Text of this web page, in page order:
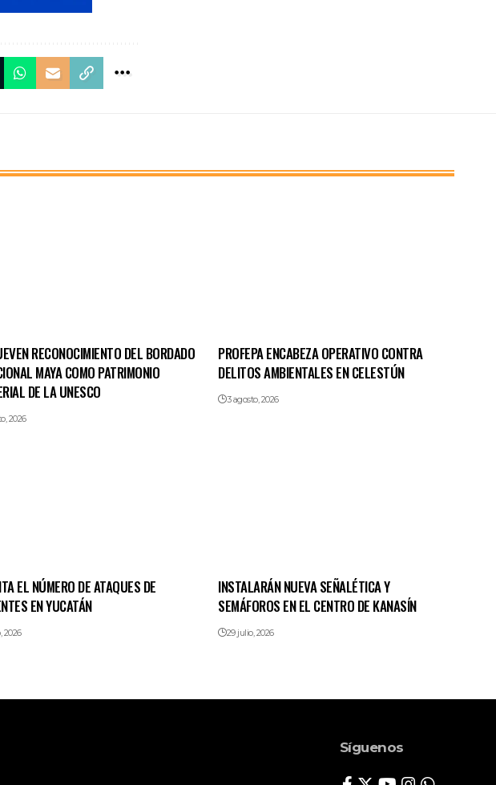
RECONOCIMIENTO DEL BORDADO
MAYA COMO PATRIMONIO
DE LA UNESCO
2026
PROFEPA ENCABEZA OPERATIVO CONTRA
DELITOS AMBIENTALES EN CELESTÚN
3 agosto, 2026
EL NÚMERO DE ATAQUES DE
EN YUCATÁN
2026
INSTALARÁN NUEVA SEÑALÉTICA Y
SEMÁFOROS EN EL CENTRO DE KANASÍN
29 julio, 2026
Síguenos